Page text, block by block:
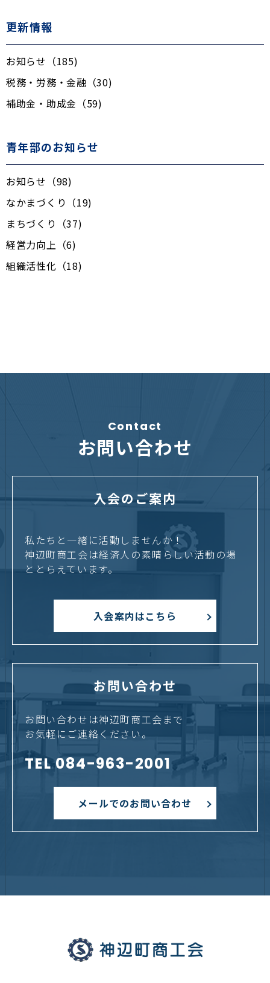
更新情報
お知らせ（185)
税務・労務・金融（30)
補助金・助成金（59)
青年部のお知らせ
お知らせ（98)
なかまづくり（19)
まちづくり（37)
経営力向上（6)
組織活性化（18)
Contact
お問い合わせ
入会のご案内
私たちと一緒に活動しませんか！
神辺町商工会は経済人の素晴らしい活動の場
ととらえています。
入会案内はこちら
お問い合わせ
お問い合わせは神辺町商工会まで
お気軽にご連絡ください。
TEL 084-963-2001
メールでのお問い合わせ